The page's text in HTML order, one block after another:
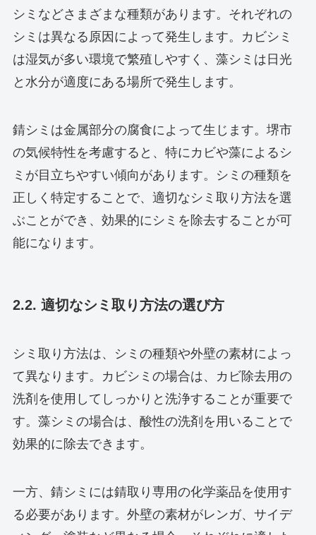
シミなどさまざまな種類があります。それぞれの
シミは異なる原因によって発生します。カビシミ
は湿気が多い環境で繁殖しやすく、藻シミは日光
と水分が適度にある場所で発生します。
錆シミは金属部分の腐食によって生じます。堺市
の気候特性を考慮すると、特にカビや藻によるシ
ミが目立ちやすい傾向があります。シミの種類を
正しく特定することで、適切なシミ取り方法を選
ぶことができ、効果的にシミを除去することが可
能になります。
2.2. 適切なシミ取り方法の選び方
シミ取り方法は、シミの種類や外壁の素材によっ
て異なります。カビシミの場合は、カビ除去用の
洗剤を使用してしっかりと洗浄することが重要で
す。藻シミの場合は、酸性の洗剤を用いることで
効果的に除去できます。
一方、錆シミには錆取り専用の化学薬品を使用す
る必要があります。外壁の素材がレンガ、サイデ